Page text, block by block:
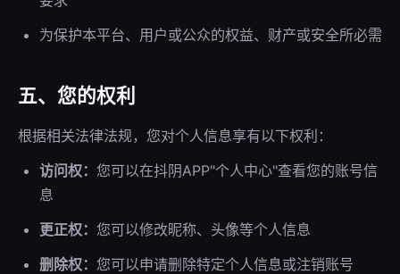
为保护本平台、用户或公众的权益、财产或安全所必需
五、您的权利
根据相关法律法规，您对个人信息享有以下权利：
访问权： 您可以在抖阴APP"个人中心"查看您的账号信
息
更正权： 您可以修改昵称、头像等个人信息
删除权： 您可以申请删除特定个人信息或注销账号